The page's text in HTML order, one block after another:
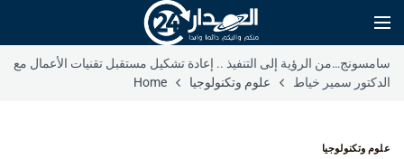
سامسونج…من الرؤية إلى التنفيذ .. إعادة تشكيل مستقبل تقنيات الأعمال مع
الدكتور سمير خياط
علوم وتكنولوجيا Home
علوم وتكنولوجيا